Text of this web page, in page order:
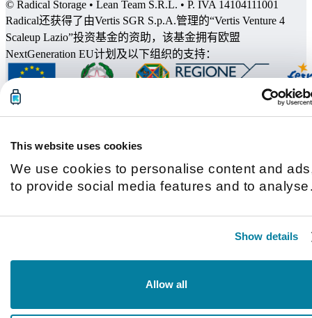
This website uses cookies
We use cookies to personalise content and
to provide social media features and to analyse
use of our site with our social media,
and analytics partners who may combine it with
Show details
Allow all
© Radical Storage • Lean Team S.R.L. • P. IVA 14104111001
Radical还获得了由Vertis SGR S.p.A.管理的“Vertis Venture 4
Scaleup Lazio”投资基金的资助，该基金拥有欧盟
NextGeneration EU计划及以下组织的支持：